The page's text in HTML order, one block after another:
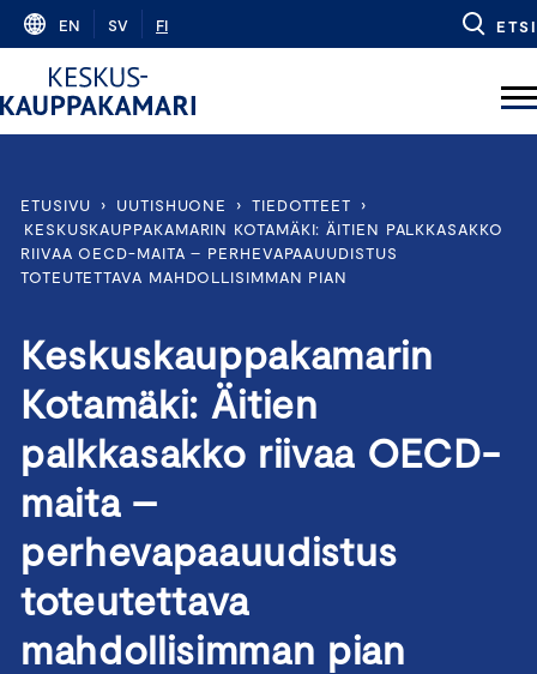
Skip
content
EN SV FI ETSI
ETUSIVU › UUTISHUONE › TIEDOTTEET
›
KESKUSKAUPPAKAMARIN KOTAMÄKI: ÄITIEN PALKKASAKKO
RIIVAA OECD-MAITA – PERHEVAPAAUUDISTUS
TOTEUTETTAVA MAHDOLLISIMMAN PIAN
Keskuskauppakamarin
Kotamäki: Äitien
palkkasakko riivaa OECD-
maita –
perhevapaauudistus
toteutettava
mahdollisimman pian